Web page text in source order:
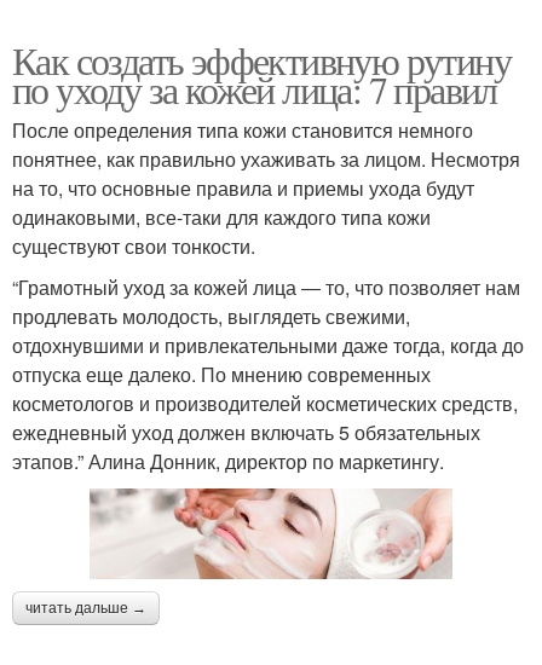
Как создать эффективную рутину
по уходу за кожей лица: 7 правил
После определения типа кожи становится немного
понятнее, как правильно ухаживать за лицом. Несмотря
на то, что основные правила и приемы ухода будут
одинаковыми, все-таки для каждого типа кожи
существуют свои тонкости.
“Грамотный уход за кожей лица ― то, что позволяет нам
продлевать молодость, выглядеть свежими,
отдохнувшими и привлекательными даже тогда, когда до
отпуска еще далеко. По мнению современных
косметологов и производителей косметических средств,
ежедневный уход должен включать 5 обязательных
этапов.” Алина Донник, директор по маркетингу.
читать дальше →